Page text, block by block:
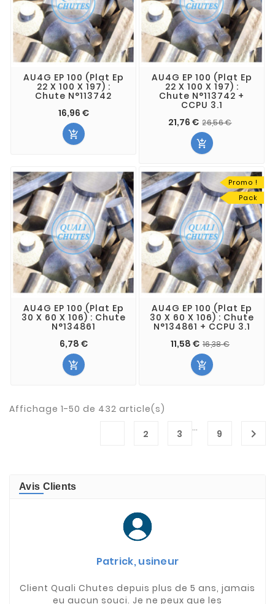
AU4G EP 100 (Plat Ep
22 X 100 X 197) :
Chute N°113742
16,96 €

AU4G EP 100 (Plat Ep
22 X 100 X 197) :
Chute N°113742 +
CCPU 3.1
21,76 € 26,56 €

AU4G EP 100 (Plat Ep
30 X 60 X 106) : Chute
N°134861
6,78 €

Promo !
Pack
AU4G EP 100 (Plat Ep
30 X 60 X 106) : Chute
N°134861 + CCPU 3.1
11,58 € 16,38 €

Affichage 1-50 de 432 article(s)
2 3
…
9 
Avis Clients
Patrick, usineur
Client Quali Chutes depuis plus de 5 ans, jamais
eu aucun souci. Je ne peux que les